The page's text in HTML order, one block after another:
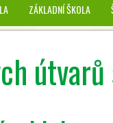
ZÁKLADNÍ ŠKOLA